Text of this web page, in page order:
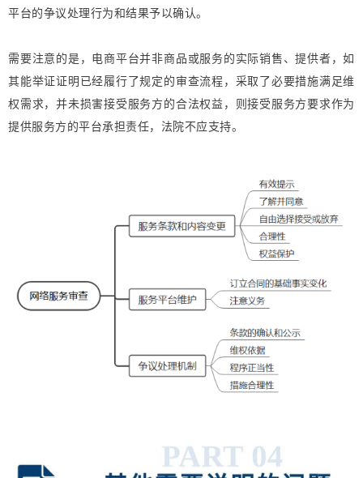
平台的争议处理行为和结果予以确认。
需要注意的是，电商平台并非商品或服务的实际销售、提供者，如
其能举证证明已经履行了规定的审查流程，采取了必要措施满足维
权需求，并未损害接受服务方的合法权益，则接受服务方要求作为
提供服务方的平台承担责任，法院不应支持。